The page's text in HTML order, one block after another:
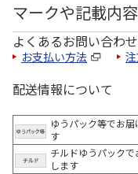
マークや記載内
よくあるお問い合わせ
お支払い方法
配送情報について
ゆうパック等でお届
す
チルドゆうパックで
します